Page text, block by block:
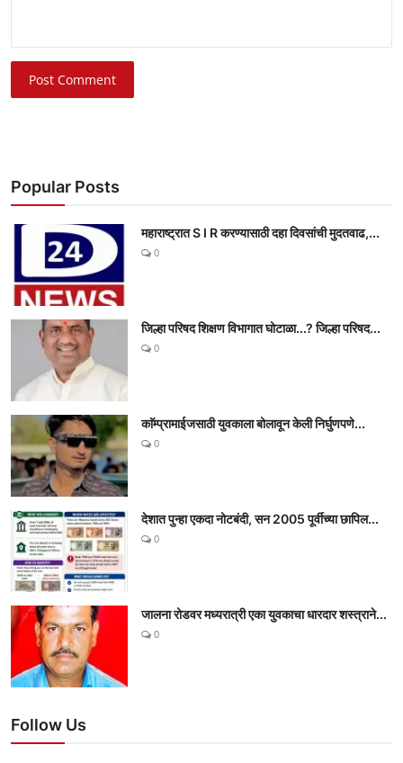
Post Comment
Popular Posts
महाराष्ट्रात S I R करण्यासाठी दहा दिवसांची मुदतवाढ,...
0
जिल्हा परिषद शिक्षण विभागात घोटाळा...? जिल्हा परिषद...
0
काॅम्प्रामाईजसाठी युवकाला बोलावून केली निर्घुणपणे...
0
देशात पुन्हा एकदा नोटबंदी, सन 2005 पूर्वीच्या छापिल...
0
जालना रोडवर मध्यरात्री एका युवकाचा धारदार शस्त्राने...
0
Follow Us